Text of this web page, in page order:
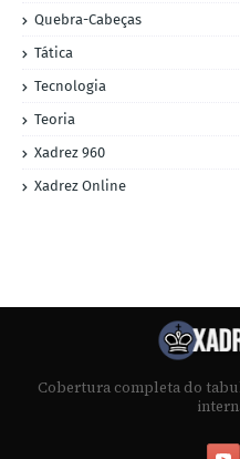
Quebra-Cabeças
Tática
Tecnologia
Teoria
Xadrez 960
Xadrez Online
Cobertura completa do